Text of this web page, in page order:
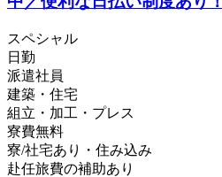
スペシャル
日勤
派遣社員
建築・住宅
組立・加工・プレス
寮費無料
寮/社宅あり・住み込み
赴任旅費の補助あり